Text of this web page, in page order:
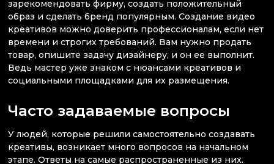
зарекомендовать фирму, создать положительный
образ и сделать бренд популярным. Создание видео
креативов можно доверить профессионалам, если нет
времени и строгих требований. Вам нужно продать
товар, опишите задачу дизайнеру, и он ее выполнит.
Ведь мастер уже знаком с нюансами креативов и
социальными площадками для их размещения.
Часто задаваемые вопросы
У людей, которые решили самостоятельно создавать
креативы, возникает много вопросов на начальном
этапе. Ответы на самые распространенные из них.